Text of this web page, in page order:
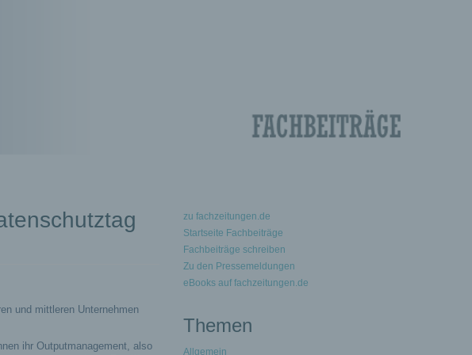
und mittleren Unternehmen
ihr Outputmanagement, also
zu fachzeitungen.de
Startseite Fachbeiträge
Fachbeiträge schreiben
Zu den Pressemeldungen
eBooks auf fachzeitungen.de
Themen
Allgemein